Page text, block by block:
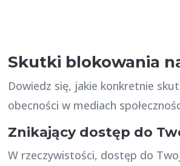
Skutki blokowania
Dowiedz się, jakie konkretnie
obecności w mediach
Znikający dostęp do
W rzeczywistości, dostęp do